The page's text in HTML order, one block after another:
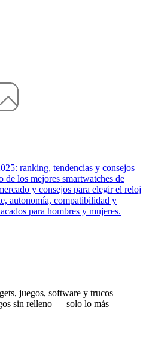
ranking, tendencias y consejos
los mejores smartwatches de
y consejos para elegir el reloj
autonomía, compatibilidad y
para hombres y mujeres.
juegos, software y trucos
sin relleno — solo lo más